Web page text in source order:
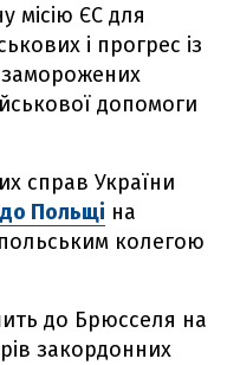
місію ЄС для
і прогрес із
заморожених
допомоги
справ України
Польщі на
колегою
до Брюсселя на
закордонних